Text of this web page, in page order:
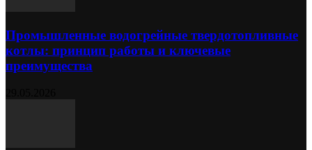
Промышленные водогрейные твердотопливные
котлы: принцип работы и ключевые
преимущества